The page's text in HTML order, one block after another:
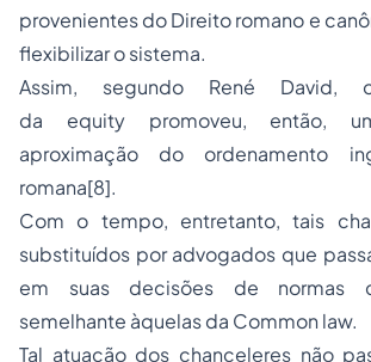
provenientes do Direito romano e
flexibilizar o sistema.
Assim, segundo René David,
da equitypromoveu, então,
aproximação do ordenamento
romana[8].
Com o tempo, entretanto, tais
substituídos por advogados que
em suas decisões de normas
semelhante àquelas da Common law.
Tal atuação dos chanceleres não